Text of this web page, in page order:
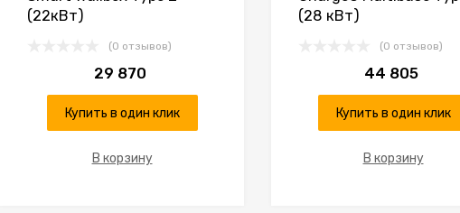
(22кВт)
(0 отзывов)
29 870
Купить в один клик
В корзину
(28 кВт)
(0 отзывов)
44 805
Купить в один клик
В корзину